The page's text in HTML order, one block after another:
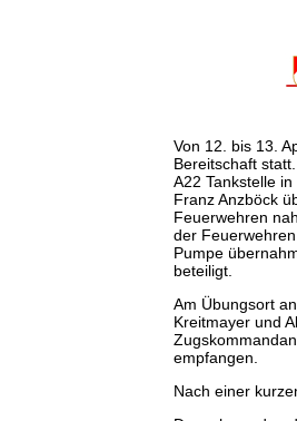
Von 12. bis 13.
Bereitschaft
A22 Tankstelle
Franz Anzböck
Feuerwehren
der
Pumpe
beteiligt.
Am Übungsort
Kreitmayer und
empfangen.
Nach einer